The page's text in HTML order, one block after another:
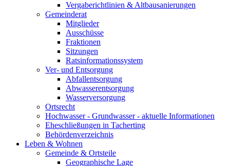
Vergaberichtlinien & Altbausanierungen
Gemeinderat
Mitglieder
Ausschüsse
Fraktionen
Sitzungen
Ratsinformationssystem
Ver- und Entsorgung
Abfallentsorgung
Abwasserentsorgung
Wasserversorgung
Ortsrecht
Hochwasser - Grundwasser - aktuelle Informationen
Eheschließungen in Tacherting
Behördenverzeichnis
Leben & Wohnen
Gemeinde & Ortsteile
Geographische Lage